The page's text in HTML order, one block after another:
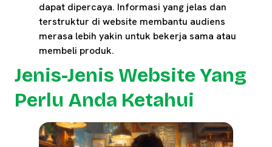
dapat dipercaya. Informasi yang jelas dan
terstruktur di website membantu audiens
merasa lebih yakin untuk bekerja sama atau
membeli produk.
Jenis-Jenis Website Yang
Perlu Anda Ketahui